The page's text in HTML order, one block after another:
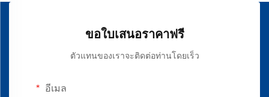
ขอใบเสนอราคาฟรี
ตัวแทนของเราจะติดต่อท่านโดยเร็ว
อีเมล